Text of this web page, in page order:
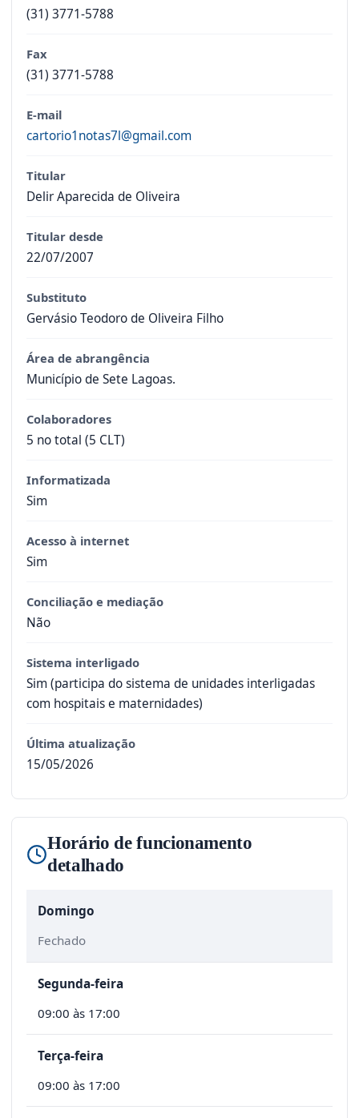
(31) 3771-5788
Fax
(31) 3771-5788
E-mail
cartorio1notas7l@gmail.com
Titular
Delir Aparecida de Oliveira
Titular desde
22/07/2007
Substituto
Gervásio Teodoro de Oliveira Filho
Área de abrangência
Município de Sete Lagoas.
Colaboradores
5 no total (5 CLT)
Informatizada
Sim
Acesso à internet
Sim
Conciliação e mediação
Não
Sistema interligado
Sim (participa do sistema de unidades interligadas
com hospitais e maternidades)
Última atualização
15/05/2026
Horário de funcionamento
detalhado
Domingo
Fechado
Segunda-feira
09:00 às 17:00
Terça-feira
09:00 às 17:00